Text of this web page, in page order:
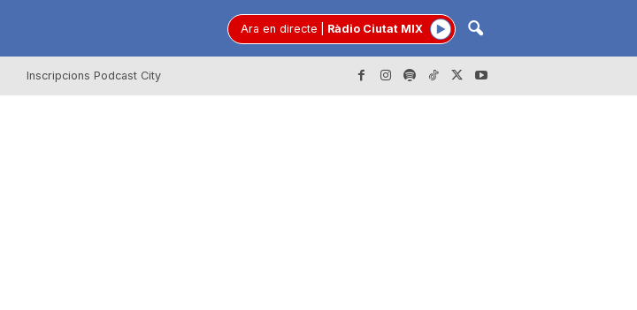
Ara en directe Ràdio Ciutat MIX
Inscripcions Podcast City